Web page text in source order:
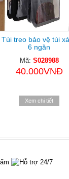
Túi treo bảo vệ túi
6 ngăn
Mã: S028988
40.000VNĐ
Xem chi tiết